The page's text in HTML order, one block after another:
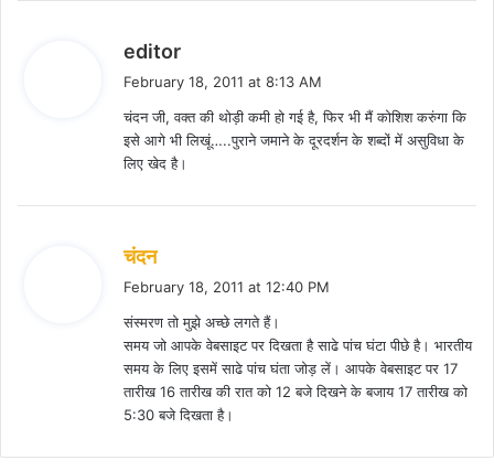
editor
s
February 18, 2011 at 8:13 AM
चंदन जी, वक्त की थोड़ी कमी हो गई है, फिर भी मैं कोशिश करुंगा कि
इसे आगे भी लिखूं…..पुराने जमाने के दूरदर्शन के शब्दों में असुविधा के
लिए खेद है।
चंदनs
s
:
February 18, 2011 at 12:40 PM
संस्मरण तो मुझे अच्छे लगते हैं।
समय जो आपके वेबसाइट पर दिखता है साढे पांच घंटा पीछे है। भारतीय
समय के लिए इसमें साढे पांच घंता जोड़ लें। आपके वेबसाइट पर 17
तारीख 16 तारीख की रात को 12 बजे दिखने के बजाय 17 तारीख को
5:30 बजे दिखता है।